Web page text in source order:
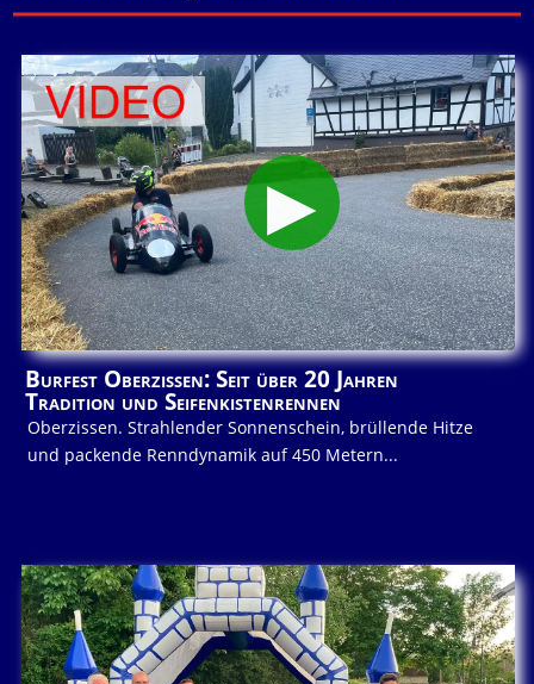
Burfest Oberzissen: Seit über 20 Jahren
Tradition und Seifenkistenrennen
Oberzissen. Strahlender Sonnenschein, brüllende Hitze
und packende Renndynamik auf 450 Metern...